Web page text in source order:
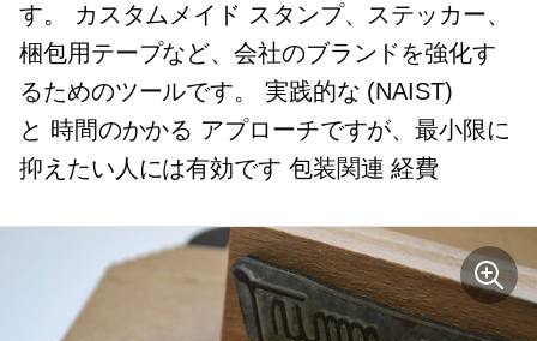
す。
カスタムメイド スタンプ、ステッカー、
梱包用テープなど、会社のブランドを強化す
るためのツールです。 実践的な (NAIST)
と 時間のかかる アプローチですが、最小限に
抑えたい人には有効です 包装関連 経費